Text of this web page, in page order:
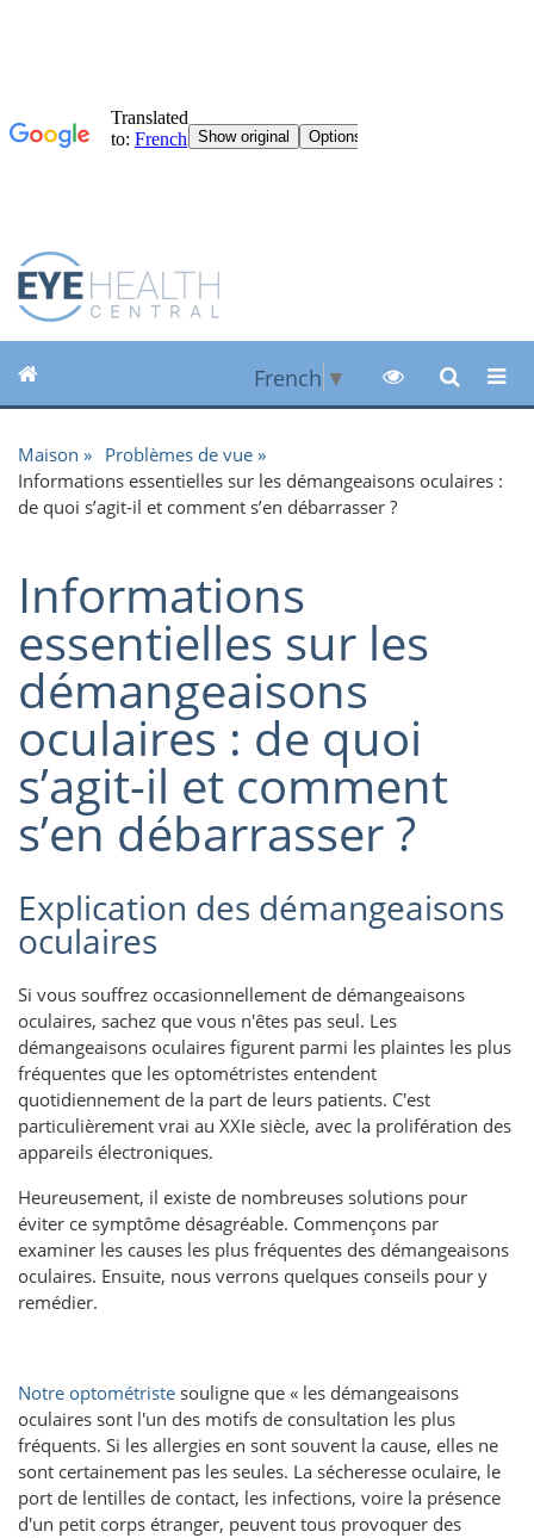
French ▼
Maison
Problèmes de vue
Informations essentielles sur les démangeaisons oculaires :
de quoi s’agit-il et comment s’en débarrasser ?
Informations
essentielles sur les
démangeaisons
oculaires : de quoi
s’agit-il et comment
s’en débarrasser ?
Explication des démangeaisons
oculaires
Si vous souffrez occasionnellement de démangeaisons
oculaires, sachez que vous n'êtes pas seul. Les
démangeaisons oculaires figurent parmi les plaintes les plus
fréquentes que les optométristes entendent
quotidiennement de la part de leurs patients. C'est
particulièrement vrai au XXIe siècle, avec la prolifération des
appareils électroniques.
Heureusement, il existe de nombreuses solutions pour
éviter ce symptôme désagréable. Commençons par
examiner les causes les plus fréquentes des démangeaisons
oculaires. Ensuite, nous verrons quelques conseils pour y
remédier.
Notre optométriste souligne que « les démangeaisons
oculaires sont l'un des motifs de consultation les plus
fréquents. Si les allergies en sont souvent la cause, elles ne
sont certainement pas les seules. La sécheresse oculaire, le
port de lentilles de contact, les infections, voire la présence
d'un petit corps étranger, peuvent tous provoquer des